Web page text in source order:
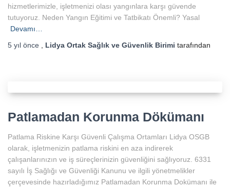
hizmetlerimizle, işletmenizi olası yangınlara karşı güvende
tutuyoruz. Neden Yangın Eğitimi ve Tatbikatı Önemli? Yasal
Devamı…
5 yıl önce , Lidya Ortak Sağlık ve Güvenlik Birimi tarafından
Patlamadan Korunma Dökümanı
Patlama Riskine Karşı Güvenli Çalışma Ortamları Lidya OSGB
olarak, işletmenizin patlama riskini en aza indirerek
çalışanlarınızın ve iş süreçlerinizin güvenliğini sağlıyoruz. 6331
sayılı İş Sağlığı ve Güvenliği Kanunu ve ilgili yönetmelikler
çerçevesinde hazırladığımız Patlamadan Korunma Dokümanı ile